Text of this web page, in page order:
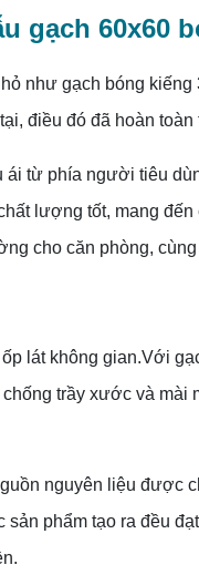
gạch 60x60
như gạch bóng kiếng
điều đó đã hoàn toàn
từ phía người tiêu
lượng tốt, mang
cho căn phòng,
lát không gian.Với
trầy xước và mài
nguyên liệu được
phẩm tạo ra đều